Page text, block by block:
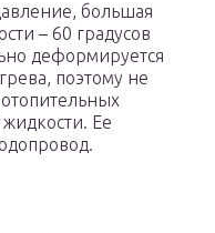
большая
– 60 градусов
деформируется
поэтому не
Ее